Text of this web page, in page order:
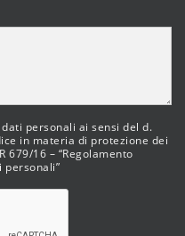
personali ai sensi del d.
in materia di protezione dei
679/16 – “Regolamento
personali”